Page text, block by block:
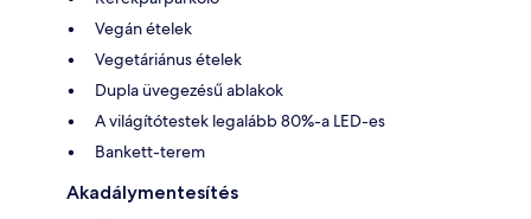
Vegán ételek
Vegetáriánus ételek
Dupla üvegezésű ablakok
A világítótestek legalább 80%-a LED-es
Bankett-terem
Akadálymentesítés